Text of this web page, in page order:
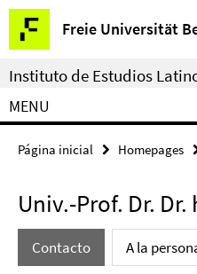
Springe
direkt
zu
Inhalt
Freie Universität
Herramientas
de
navegación
Instituto de Estudios
MENU
Página inicial Homepages
Univ.-Prof. Dr.
Contacto A la